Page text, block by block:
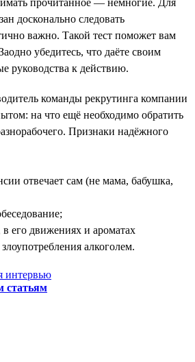
досконально следовать
важно. Такой тест поможет вам
убедитесь, что даёте своим
руководства к действию.
команды рекрутинга компании
на что ещё необходимо обратить
Признаки надёжного
отвечает сам (не мама, бабушка,
его движениях и ароматах
алкоголем.
интервью
статьям